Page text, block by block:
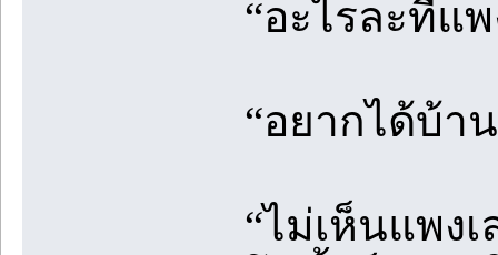
“อะไรละที่แ
“อยากได้บ้า
“ไม่เห็นแพง